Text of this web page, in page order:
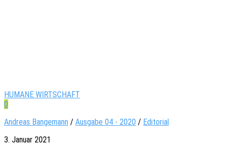
HUMANE WIRTSCHAFT
0
Andreas Bangemann / Ausgabe 04 - 2020 / Editorial
3. Januar 2021